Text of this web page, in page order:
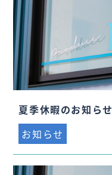
夏季休暇のお知らせ
お知らせ